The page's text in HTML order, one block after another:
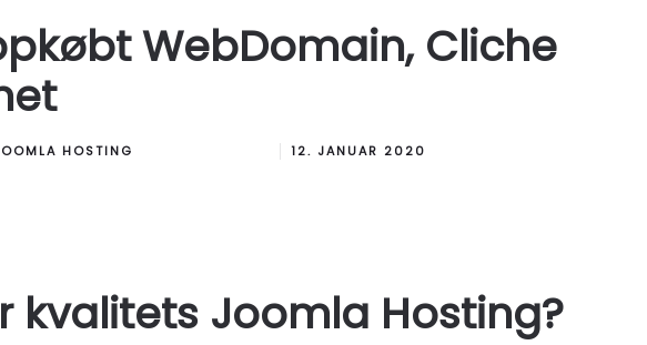
WebDomain, Cliche
HOSTING 12. JANUAR 2020
kvalitets Joomla Hosting?